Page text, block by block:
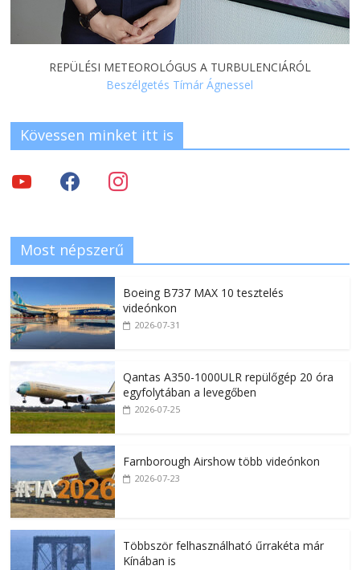
REPÜLÉSI METEOROLÓGUS A TURBULENCIÁRÓL
Beszélgetés Tímár Ágnessel
Kövessen minket itt is
Most népszerű
Boeing B737 MAX 10 tesztelés
videónkon
2026-07-31
Qantas A350-1000ULR repülőgép 20 óra
egyfolytában a levegőben
2026-07-25
Farnborough Airshow több videónkon
2026-07-23
Többször felhasználható űrrakéta már
Kínában is